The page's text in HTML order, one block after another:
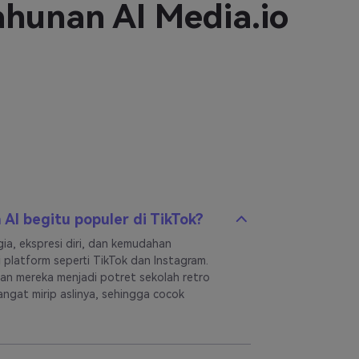
studio. Prosesnya cepat, fleksibel, dan
bercerita secara visual dengan sentuhan
AI Media.io
begitu populer di TikTok?
ekspresi diri, dan kemudahan
seperti TikTok dan Instagram.
mereka menjadi potret sekolah retro
mirip aslinya, sehingga cocok